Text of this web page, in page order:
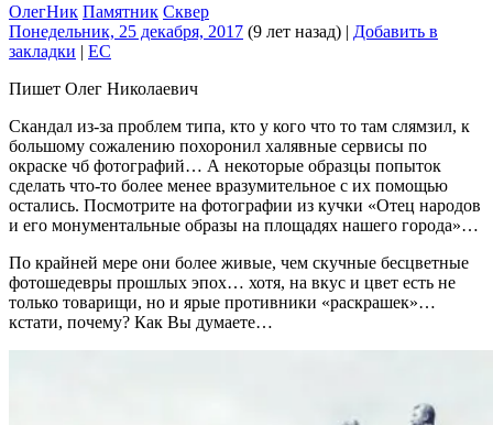
ОлегНик Памятник Сквер
Понедельник, 25 декабря, 2017 (9 лет назад) | Добавить в
закладки | EC
Пишет Олег Николаевич
Скандал из-за проблем типа, кто у кого что то там слямзил, к
большому сожалению похоронил халявные сервисы по
окраске чб фотографий… А некоторые образцы попыток
сделать что-то более менее вразумительное с их помощью
остались. Посмотрите на фотографии из кучки «Отец народов
и его монументальные образы на площадях нашего города»…
По крайней мере они более живые, чем скучные бесцветные
фотошедевры прошлых эпох… хотя, на вкус и цвет есть не
только товарищи, но и ярые противники «раскрашек»…
кстати, почему? Как Вы думаете…